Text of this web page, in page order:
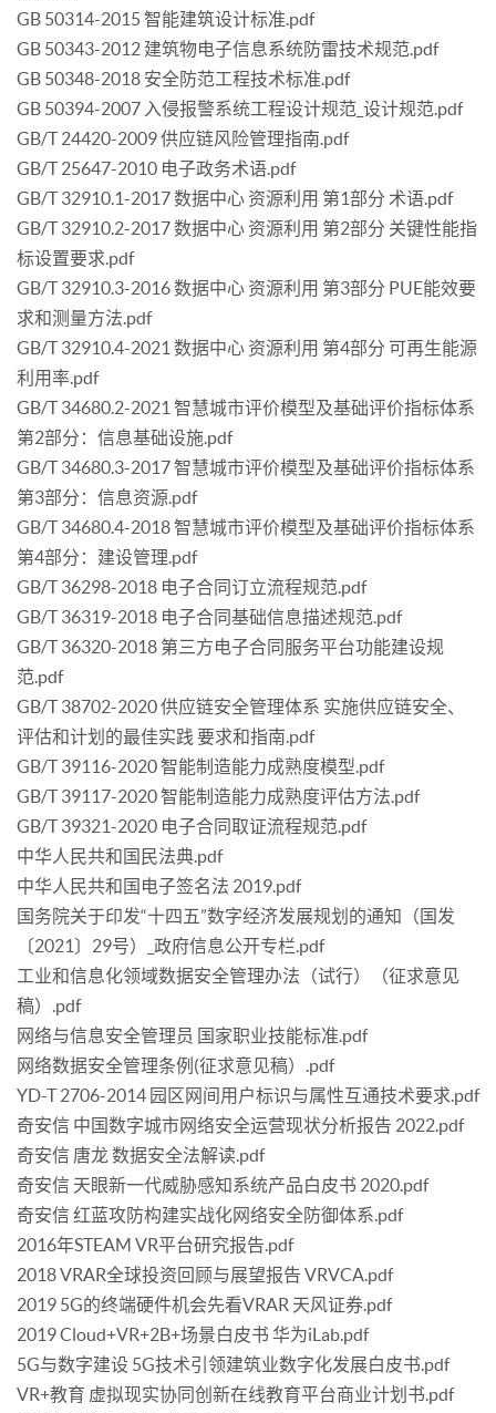
GB 50314-2015 智能建筑设计标准.pdf
GB 50343-2012 建筑物电子信息系统防雷技术规范.pdf
GB 50348-2018 安全防范工程技术标准.pdf
GB 50394-2007 入侵报警系统工程设计规范_设计规范.pdf
GB/T 24420-2009 供应链风险管理指南.pdf
GB/T 25647-2010 电子政务术语.pdf
GB/T 32910.1-2017 数据中心 资源利用 第1部分 术语.pdf
GB/T 32910.2-2017 数据中心 资源利用 第2部分 关键性能指
标设置要求.pdf
GB/T 32910.3-2016 数据中心 资源利用 第3部分 PUE能效要
求和测量方法.pdf
GB/T 32910.4-2021 数据中心 资源利用 第4部分 可再生能源
利用率.pdf
GB/T 34680.2-2021 智慧城市评价模型及基础评价指标体系
第2部分：信息基础设施.pdf
GB/T 34680.3-2017 智慧城市评价模型及基础评价指标体系
第3部分：信息资源.pdf
GB/T 34680.4-2018 智慧城市评价模型及基础评价指标体系
第4部分：建设管理.pdf
GB/T 36298-2018 电子合同订立流程规范.pdf
GB/T 36319-2018 电子合同基础信息描述规范.pdf
GB/T 36320-2018 第三方电子合同服务平台功能建设规
范.pdf
GB/T 38702-2020 供应链安全管理体系 实施供应链安全、
评估和计划的最佳实践 要求和指南.pdf
GB/T 39116-2020 智能制造能力成熟度模型.pdf
GB/T 39117-2020 智能制造能力成熟度评估方法.pdf
GB/T 39321-2020 电子合同取证流程规范.pdf
中华人民共和国民法典.pdf
中华人民共和国电子签名法 2019.pdf
国务院关于印发“十四五”数字经济发展规划的通知（国发
〔2021〕29号）_政府信息公开专栏.pdf
工业和信息化领域数据安全管理办法（试行）（征求意见
稿）.pdf
网络与信息安全管理员 国家职业技能标准.pdf
网络数据安全管理条例(征求意见稿）.pdf
YD-T 2706-2014 园区网间用户标识与属性互通技术要求.pdf
奇安信 中国数字城市网络安全运营现状分析报告 2022.pdf
奇安信 唐龙 数据安全法解读.pdf
奇安信 天眼新一代威胁感知系统产品白皮书 2020.pdf
奇安信 红蓝攻防构建实战化网络安全防御体系.pdf
2016年STEAM VR平台研究报告.pdf
2018 VRAR全球投资回顾与展望报告 VRVCA.pdf
2019 5G的终端硬件机会先看VRAR 天风证券.pdf
2019 Cloud+VR+2B+场景白皮书 华为iLab.pdf
5G与数字建设 5G技术引领建筑业数字化发展白皮书.pdf
VR+教育 虚拟现实协同创新在线教育平台商业计划书.pdf